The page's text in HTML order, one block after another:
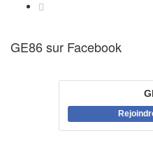
GE86 sur Facebook